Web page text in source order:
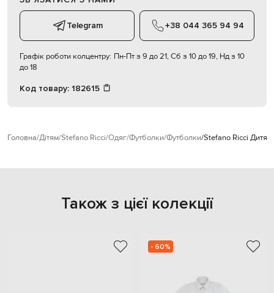
Telegram +38 044 365 94 94
Графік роботи колцентру: Пн-Пт з 9 до 21, Сб з 10 до 19, Нд з 10
до 18
Код товару: 182615
Головна Дітям Stefano Ricci Одяг Футболки Футболки Stefano Ricci
Також з цієї колекції
- 60%